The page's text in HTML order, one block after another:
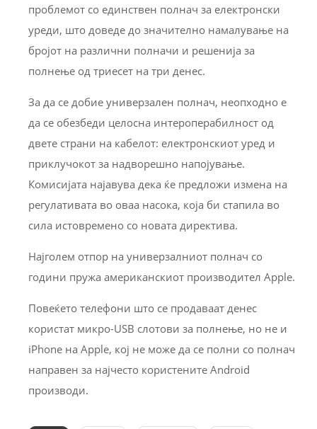
проблемот со единствен полнач за електронски
уреди, што доведе до значително намалување на
бројот на различни полначи и решенија за
полнење од триесет на три денес.
За да се добие универзален полнач, неопходно е
да се обезбеди целосна интероперабилност од
двете страни на кабелот: електронскиот уред и
приклучокот за надворешно напојување.
Комисијата најавува дека ќе предложи измена на
регулативата во оваа насока, која би стапила во
сила истовремено со новата директива.
Најголем отпор на универзалниот полнач со
години пружа американскиот производител Apple.
Повеќето телефони што се продаваат денес
користат микро-USB слотови за полнење, но не и
iPhone на Apple, кој не може да се полни со полнач
направен за најчесто користените Android
производи.